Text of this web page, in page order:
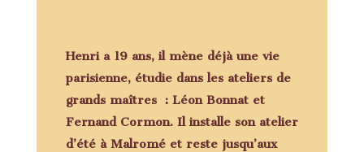
Henri a 19 ans, il mène déjà une vie
parisienne, étudie dans les ateliers de
grands maîtres : Léon Bonnat et
Fernand Cormon. Il installe son atelier
d’été à Malromé et reste jusqu’aux